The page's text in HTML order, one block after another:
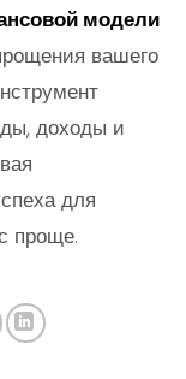
модели
вашего
доходы и
для
проще.